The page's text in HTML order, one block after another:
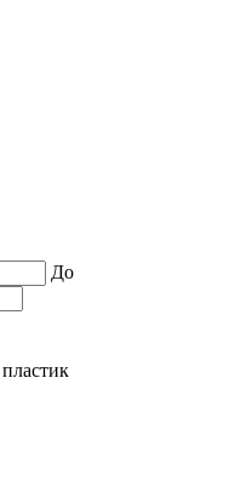
До